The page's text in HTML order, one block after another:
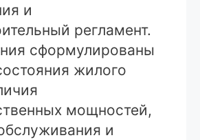
и
регламент.
сформулированы
жилого
мощностей,
и